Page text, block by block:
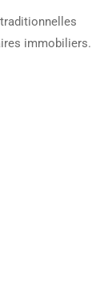
immobiliers.